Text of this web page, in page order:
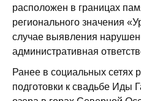
расположен в границах
регионального значения
случае выявления
административная
Ранее в социальных сетях
подготовки к свадьбе Иды